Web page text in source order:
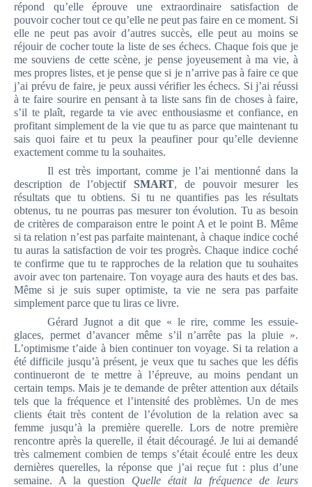
répond qu’elle éprouve une extraordinaire satisfaction de
pouvoir cocher tout ce qu’elle ne peut pas faire en ce moment. Si
elle ne peut pas avoir d’autres succès, elle peut au moins se
réjouir de cocher toute la liste de ses échecs. Chaque fois que je
me souviens de cette scène, je pense joyeusement à ma vie, à
mes propres listes, et je pense que si je n’arrive pas à faire ce que
j’ai prévu de faire, je peux aussi vérifier les échecs. Si j’ai réussi
à te faire sourire en pensant à ta liste sans fin de choses à faire,
s’il te plaît, regarde ta vie avec enthousiasme et confiance, en
profitant simplement de la vie que tu as parce que maintenant tu
sais quoi faire et tu peux la peaufiner pour qu’elle devienne
exactement comme tu la souhaites.
Il est très important, comme je l’ai mentionné dans la
description de l’objectifSMART, de pouvoir mesurer les
résultats que tu obtiens. Si tu ne quantifies pas les résultats
obtenus, tu ne pourras pas mesurer ton évolution. Tu as besoin
de critères de comparaison entre le point A et le point B. Même
si ta relation n’est pas parfaite maintenant, à chaque indice coché
tu auras la satisfaction de voir tes progrès. Chaque indice coché
te confirme que tu te rapproches de la relation que tu souhaites
avoir avec ton partenaire. Ton voyage aura des hauts et des bas.
Même si je suis super optimiste, ta vie ne sera pas parfaite
simplement parce que tu liras ce livre.
Gérard Jugnot a dit que « le rire, comme les essuie-
glaces, permet d’avancer même s’il n’arrête pas la pluie ».
L’optimisme t’aide à bien continuer ton voyage. Si ta relation a
été difficile jusqu’à présent, je veux que tu saches que les défis
continueront de te mettre à l’épreuve, au moins pendant un
certain temps. Mais je te demande de prêter attention aux détails
tels que la fréquence et l’intensité des problèmes. Un de mes
clients était très content de l’évolution de la relation avec sa
femme jusqu’à la première querelle. Lors de notre première
rencontre après la querelle, il était découragé. Je lui ai demandé
très calmement combien de temps s’était écoulé entre les deux
dernières querelles, la réponse que j’ai reçue fut : plus d’une
semaine. A la question Quelle était la fréquence de leurs